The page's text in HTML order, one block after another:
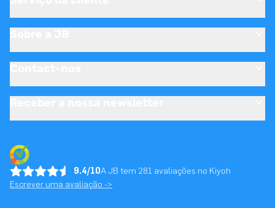
9.4/10A JB tem 281 avaliações no Kiyoh
Escrever uma avaliação ->